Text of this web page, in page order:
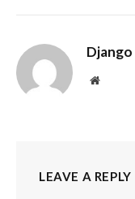
Django
Website
LEAVE A REPLY